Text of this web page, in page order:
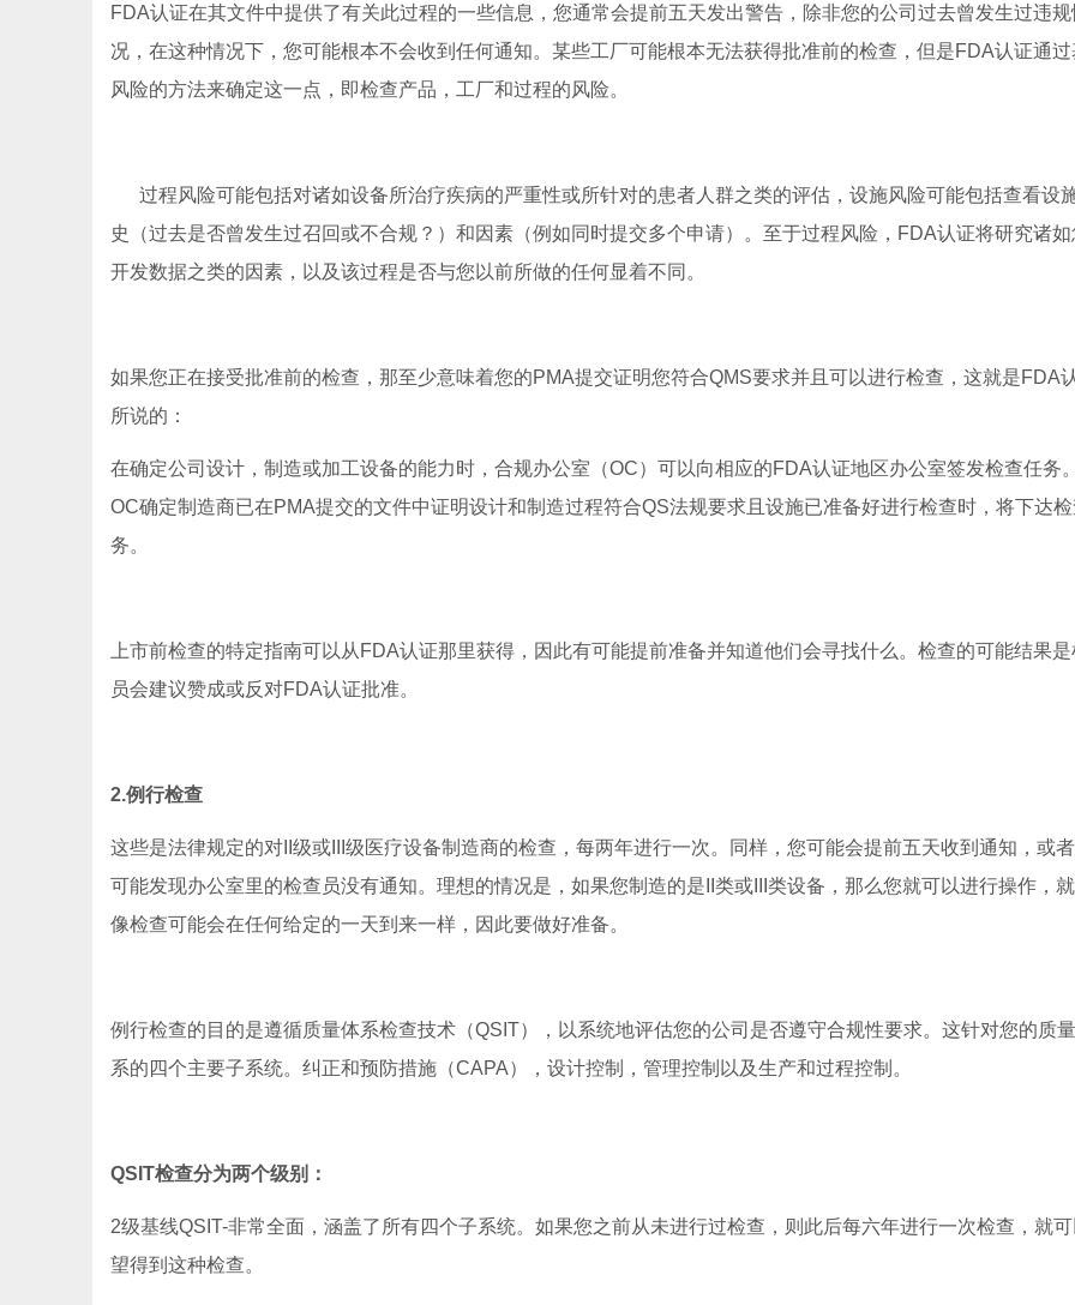
FDA认证在其文件中提供了有关此过程的一些信息，您通常会提前五天发出警告，除非您的公司过去曾发生过违规
况，在这种情况下，您可能根本不会收到任何通知。某些工厂可能根本无法获得批准前的检查，但是FDA认证通
风险的方法来确定这一点，即检查产品，工厂和过程的风险。
过程风险可能包括对诸如设备所治疗疾病的严重性或所针对的患者人群之类的评估，设施风险可能包括查看设
史（过去是否曾发生过召回或不合规？）和因素（例如同时提交多个申请）。至于过程风险，FDA认证将研究诸如
开发数据之类的因素，以及该过程是否与您以前所做的任何显着不同。
如果您正在接受批准前的检查，那至少意味着您的PMA提交证明您符合QMS要求并且可以进行检查，这就是FDA
所说的：
在确定公司设计，制造或加工设备的能力时，合规办公室（OC）可以向相应的FDA认证地区办公室签发检查任务
OC确定制造商已在PMA提交的文件中证明设计和制造过程符合QS法规要求且设施已准备好进行检查时，将下达
务。
上市前检查的特定指南可以从FDA认证那里获得，因此有可能提前准备并知道他们会寻找什么。检查的可能结果是
员会建议赞成或反对FDA认证批准。
2.例行检查
这些是法律规定的对II级或III级医疗设备制造商的检查，每两年进行一次。同样，您可能会提前五天收到通知，或
可能发现办公室里的检查员没有通知。理想的情况是，如果您制造的是II类或III类设备，那么您就可以进行操作，
像检查可能会在任何给定的一天到来一样，因此要做好准备。
例行检查的目的是遵循质量体系检查技术（QSIT），以系统地评估您的公司是否遵守合规性要求。这针对您的质
系的四个主要子系统。纠正和预防措施（CAPA），设计控制，管理控制以及生产和过程控制。
QSIT检查分为两个级别：
2级基线QSIT-非常全面，涵盖了所有四个子系统。如果您之前从未进行过检查，则此后每六年进行一次检查，就可
望得到这种检查。